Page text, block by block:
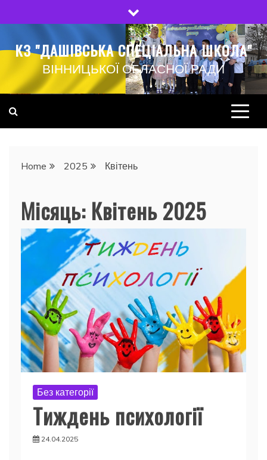
to
КЗ "ДАШІВСЬКА СПЕЦІАЛЬНА ШКОЛА"
ВІННИЦЬКОЇ ОБЛАСНОЇ РАДИ
Home 2025 Квітень
Місяць: Квітень 2025
Без категорії
Тиждень психології
24.04.2025